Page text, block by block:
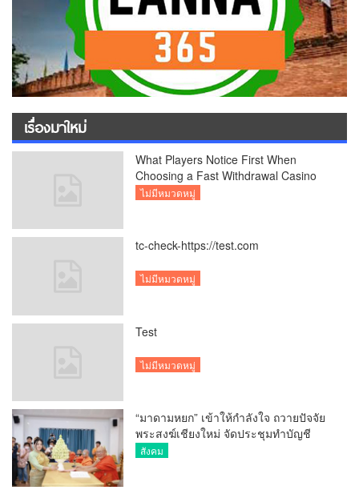
เรื่องมาใหม่
What Players Notice First When
Choosing a Fast Withdrawal Casino
UK
ไม่มีหมวดหมู่
tc-check-https://test.com
ไม่มีหมวดหมู่
Test
ไม่มีหมวดหมู่
“มาดามหยก” เข้าให้กำลังใจ ถวายปัจจัย
พระสงฆ์เชียงใหม่ จัดประชุมทำบัญชี
รายรับรายจ่ายของวัด กว่า 300 รูป ที่วัด
สังคม